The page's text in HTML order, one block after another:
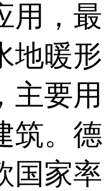
用，最
地暖形
主要用
筑。德
国家率